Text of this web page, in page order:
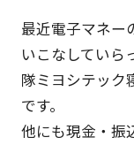
最近電子マネー
いこなしていら
隊ミヨシテック
です。
他にも現金・振